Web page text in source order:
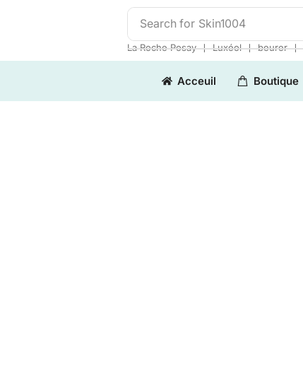
Search for Skin1004
La Roche Posay ❘ Luxéol ❘ beurer ❘
Acceuil Boutique